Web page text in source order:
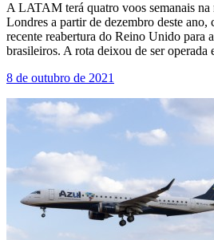
A LATAM terá quatro voos semanais
Londres a partir de dezembro deste ano,
recente reabertura do Reino Unido para
brasileiros. A rota deixou de ser
8 de outubro de 2021